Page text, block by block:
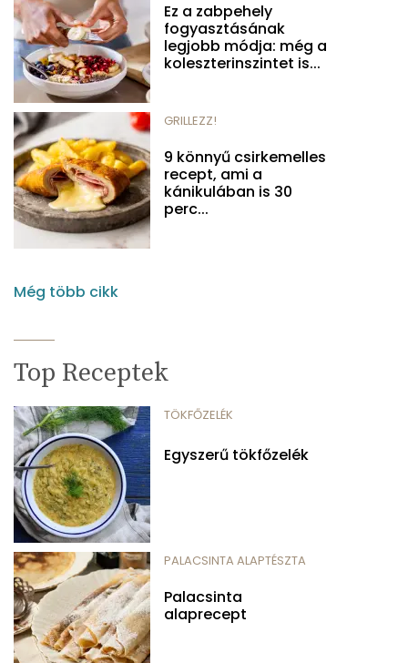
Ez a zabpehely
fogyasztásának
legjobb módja: még a
koleszterinszintet is...
GRILLEZZ!
9 könnyű csirkemelles
recept, ami a
kánikulában is 30
perc...
Még több cikk
Top Receptek
TÖKFŐZELÉK
Egyszerű tökfőzelék
PALACSINTA ALAPTÉSZTA
Palacsinta
alaprecept